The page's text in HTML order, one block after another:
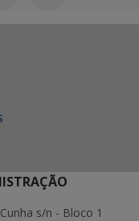
s/n - Bloco 1